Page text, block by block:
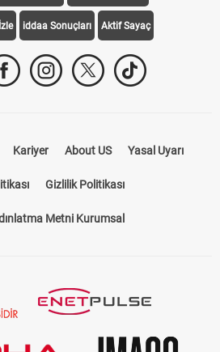
iddaa Sonuçları Aktif Sayaç
Kariyer About US Yasal Uyarı
Gizlilik Politikası
Metni Kurumsal